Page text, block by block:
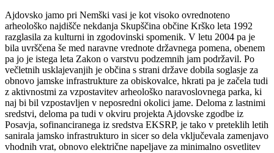
Ajdovsko jamo pri Nemški vasi je kot visoko ovrednoteno
arheološko najdišče nekdanja Skupščina občine Krško leta 1992
razglasila za kulturni in zgodovinski spomenik. V letu 2004 pa je
bila uvrščena še med naravne vrednote državnega pomena, obenem
pa jo je istega leta Zakon o varstvu podzemnih jam podržavil. Po
večletnih usklajevanjih je občina s strani države dobila soglasje za
obnovo jamske infrastrukture za obiskovalce, hkrati pa je začela tudi
z aktivnostmi za vzpostavitev arheološko naravoslovnega parka, ki
naj bi bil vzpostavljen v neposredni okolici jame. Deloma z lastnimi
sredstvi, deloma pa tudi v okviru projekta Ajdovske zgodbe iz
Posavja, sofinanciranega iz sredstva EKSRP, je tako v preteklih letih
sanirala jamsko infrastrukturo in sicer so dela vključevala zamenjavo
vhodnih vrat, obnovo električne napeljave za minimalno osvetlitev